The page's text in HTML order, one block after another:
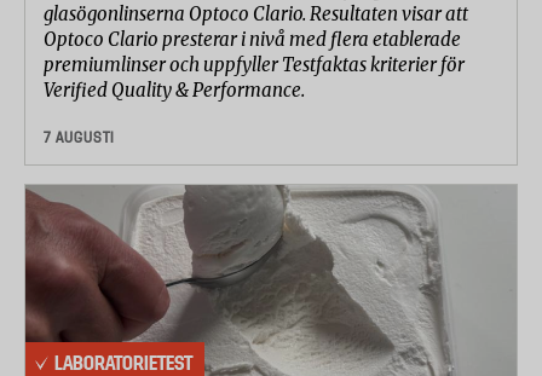
glasögonlinserna Optoco Clario. Resultaten visar att
Optoco Clario presterar i nivå med flera etablerade
premiumlinser och uppfyller Testfaktas kriterier för
Verified Quality & Performance.
7 AUGUSTI
LABORATORIETEST